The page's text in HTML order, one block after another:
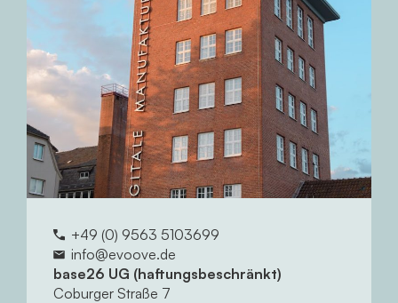
+49 (0) 9563 5103699
info@evoove.de
base26 UG (haftungsbeschränkt)
Coburger Straße 7